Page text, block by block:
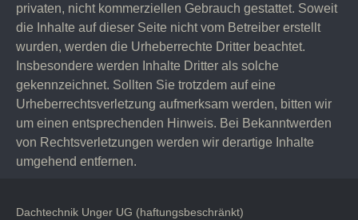
privaten, nicht kommerziellen Gebrauch gestattet. Soweit
die Inhalte auf dieser Seite nicht vom Betreiber erstellt
wurden, werden die Urheberrechte Dritter beachtet.
Insbesondere werden Inhalte Dritter als solche
gekennzeichnet. Sollten Sie trotzdem auf eine
Urheberrechtsverletzung aufmerksam werden, bitten wir
um einen entsprechenden Hinweis. Bei Bekanntwerden
von Rechtsverletzungen werden wir derartige Inhalte
umgehend entfernen.
Dachtechnik Unger UG (haftungsbeschränkt)